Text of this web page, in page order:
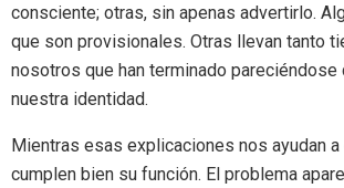
consciente; otras, sin apenas advertirlo.
que son provisionales. Otras llevan tanto
nosotros que han terminado pareciéndose
nuestra identidad.
Mientras esas explicaciones nos ayudan a
cumplen bien su función. El problema